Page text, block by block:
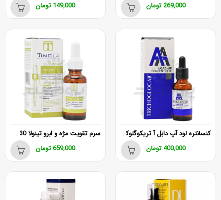
269,000تومان
149,000 تومان
کنسانتره لود آپ دابل آ تریکوگلوکال
400,000تومان
سرم تقویت مژه و ابرو تینولا 30 میلی لیتر
659,000تومان